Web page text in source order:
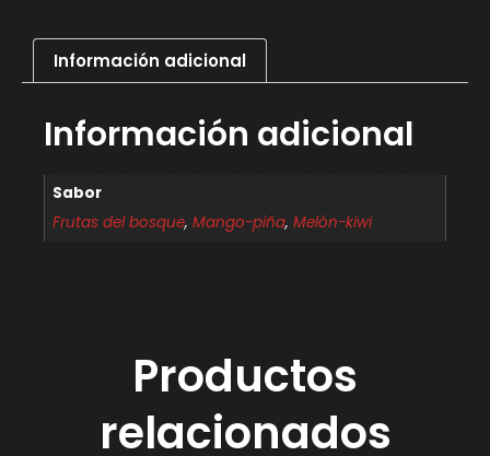
Información adicional
Información adicional
Sabor
Frutas del bosque, Mango-piña, Melón-kiwi
Productos
relacionados